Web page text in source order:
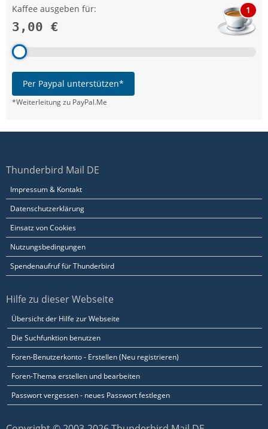
Kaffee ausgeben für:
3,00 €
1
Per Paypal unterstützen*
*Weiterleitung zu PayPal.Me
Thunderbird Mail DE
Impressum & Kontakt
Datenschutzerklärung
Einsatz von Cookies
Nutzungsbedingungen
Spendenaufruf für Thunderbird
Hilfe zu dieser Webseite
Übersicht der Hilfe zur Webseite
Die Suchfunktion benutzen
Foren-Benutzerkonto - Erstellen (Neu registrieren)
Foren-Thema erstellen und bearbeiten
Passwort vergessen - neues Passwort festlegen